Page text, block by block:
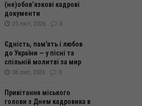
(не)обовʼязкові кадрові
документи
25 лют, 2026 0
Єдність, пам'ять і любов
до України — у пісні та
спільній молитві за мир
06 лип, 2026 0
Привітання міського
голови з Днем кадровика в